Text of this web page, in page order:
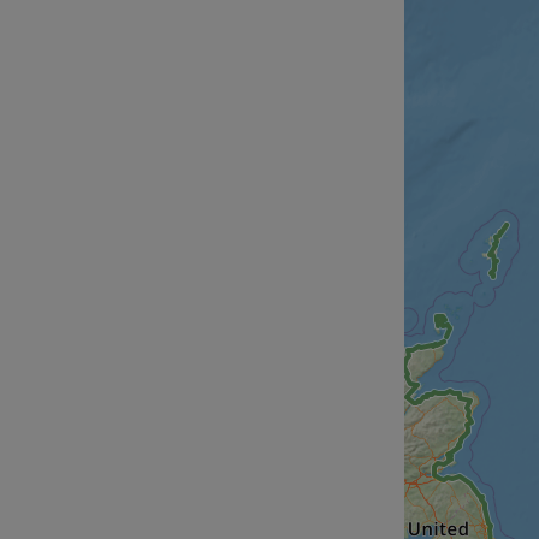
AWSALBCORS
ASP.NET_SessionId
li_gc
CookieScriptConsent